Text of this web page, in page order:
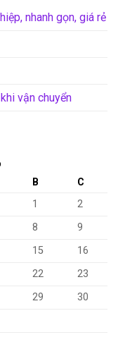
nhanh gọn, giá rẻ
vận chuyển
B
C
1
2
8
9
15
16
22
23
29
30